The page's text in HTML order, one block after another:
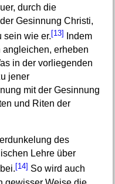
durch die
Gesinnung Christi,
sein wie er. [13]
Indem
erheben
in der vorliegenden
jener
mit der Gesinnung
und Riten der
des
Lehre über
[14] So wird auch